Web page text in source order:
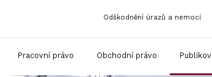
Odškodnění úrazů a nemocí
Pracovní právo Obchodní právo